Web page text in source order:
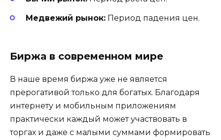
Медвежий рынок: Период падения цен.
Биржа в современном мире
В наше время биржа уже не является
прерогативой только для богатых. Благодаря
интернету и мобильным приложениям
практически каждый может участвовать в
торгах и даже с малыми суммами формировать